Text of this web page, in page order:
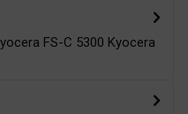
FS-C 5300 Kyocera